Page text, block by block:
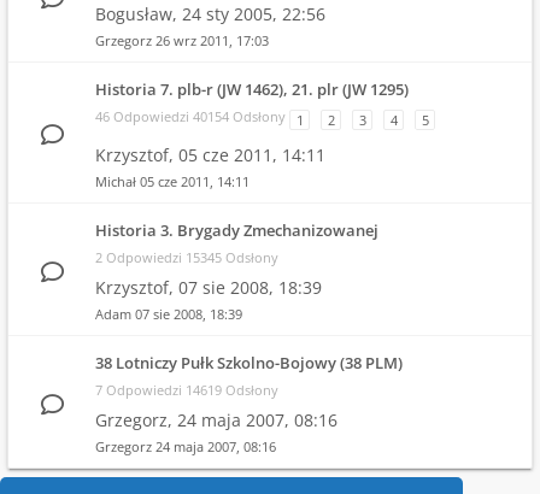
Bogusław, 24 sty 2005, 22:56
Grzegorz 26 wrz 2011, 17:03
Historia 7. plb-r (JW 1462), 21. plr (JW 1295)
46 Odpowiedzi 40154 Odsłony 1 2 3 4 5
Krzysztof, 05 cze 2011, 14:11
Michał 05 cze 2011, 14:11
Historia 3. Brygady Zmechanizowanej
2 Odpowiedzi 15345 Odsłony
Krzysztof, 07 sie 2008, 18:39
Adam 07 sie 2008, 18:39
38 Lotniczy Pułk Szkolno-Bojowy (38 PLM)
7 Odpowiedzi 14619 Odsłony
Grzegorz, 24 maja 2007, 08:16
Grzegorz 24 maja 2007, 08:16